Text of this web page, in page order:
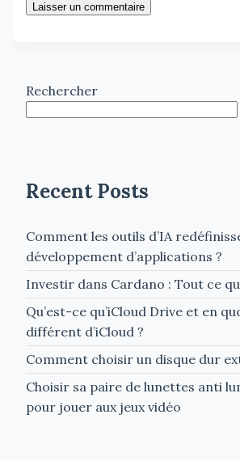
Laisser un commentaire
Rechercher
Recent Posts
Comment les outils d’IA
développement d’applications ?
Investir dans Cardano : Tout ce
Qu’est-ce qu’iCloud Drive et en
différent d’iCloud ?
Comment choisir un disque dur
Choisir sa paire de lunettes anti
pour jouer aux jeux vidéo